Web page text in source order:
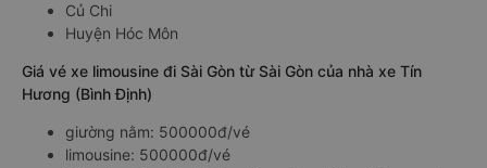
Củ Chi
Huyện Hóc Môn
Giá vé xe limousine đi Sài Gòn từ Sài Gòn của nhà xe Tín
Hương (Bình Định)
giường nằm: 500000đ/vé
limousine: 500000đ/vé